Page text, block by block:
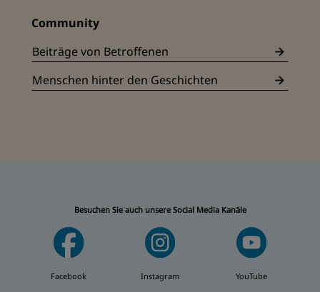
Community
Beiträge von Betroffenen
Menschen hinter den Geschichten
Besuchen Sie auch unsere Social Media Kanäle
Facebook Instagram YouTube